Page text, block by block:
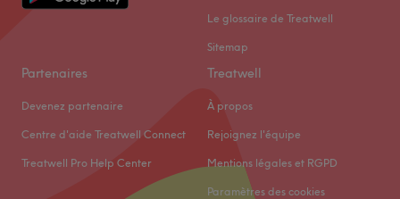
Le glossaire de Treatwell
Sitemap
Partenaires
Devenez partenaire
Centre d'aide Treatwell Connect
Treatwell Pro Help Center
Treatwell
À propos
Rejoignez l'équipe
Mentions légales et RGPD
Paramètres des cookies